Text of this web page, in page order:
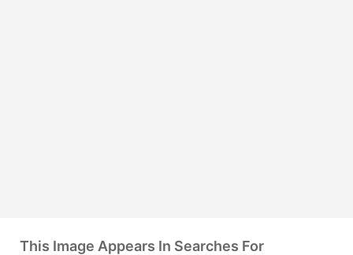
This Image Appears In Searches For